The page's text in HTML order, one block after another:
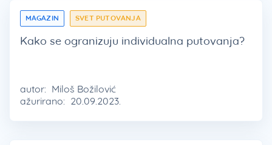
MAGAZIN SVET PUTOVANJA
Kako se ogranizuju individualna putovanja?
autor: Miloš Božilović
ažurirano: 20.09.2023.